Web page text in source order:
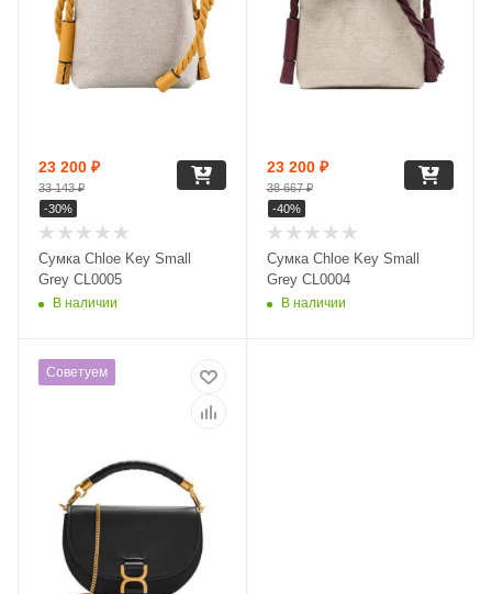
Сумка Chloe Key Small
Grey CL0005
В наличии
23 200 ₽
33 143₽
-30%
Сумка Chloe Key Small
Grey CL0004
В наличии
23 200₽
38 667₽
-40%
Советуем